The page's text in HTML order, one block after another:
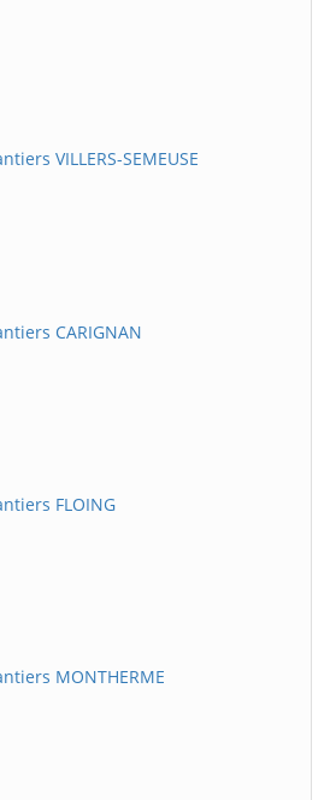
VILLERS-SEMEUSE
CARIGNAN
FLOING
MONTHERME